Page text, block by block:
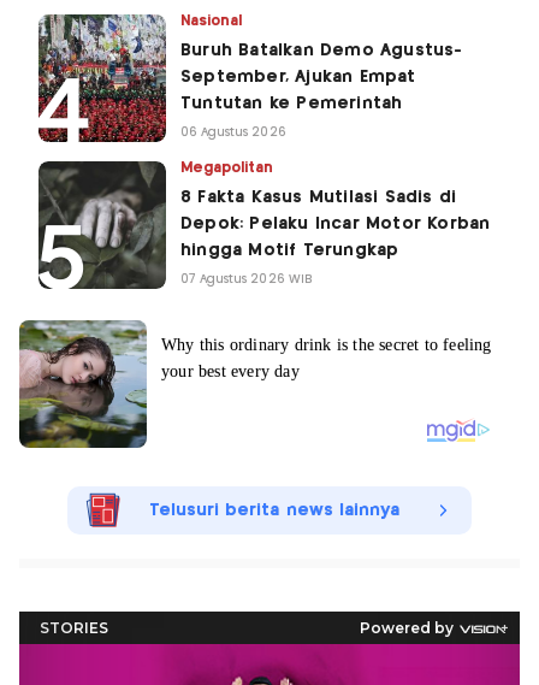
Nasional
Buruh Batalkan Demo Agustus-
September, Ajukan Empat
Tuntutan ke Pemerintah
06 Agustus 2026
Megapolitan
8 Fakta Kasus Mutilasi Sadis di
Depok: Pelaku Incar Motor Korban
hingga Motif Terungkap
07 Agustus 2026 WIB
Telusuri berita news lainnya